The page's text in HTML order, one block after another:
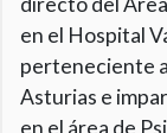
en el Hospital
perteneciente
Asturias e
en el área de